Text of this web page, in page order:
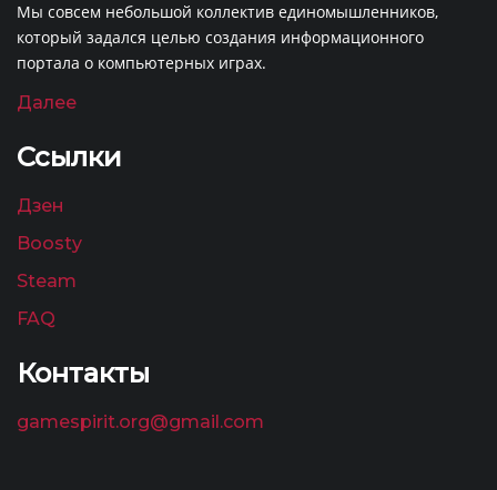
Мы совсем небольшой коллектив единомышленников,
который задался целью создания информационного
портала о компьютерных играх.
Далее
Ссылки
Дзен
Boosty
Steam
FAQ
Контакты
gamespirit.org@gmail.com